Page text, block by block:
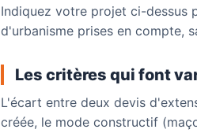
Indiquez votre projet ci-dessus
d'urbanisme prises en compte,
Les critères qui font
L'écart entre deux devis
créée, le mode constructif